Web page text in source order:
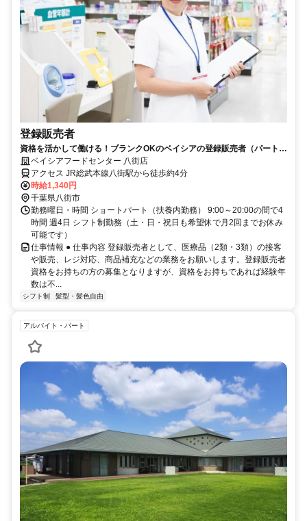
登録販売者
資格を活かして働ける！ブランクOKのベイシアの登録販売者（パート）
求人ベイシアフードセンター 八街店
アクセス JR総武本線八街駅から徒歩約4分
時給1,340円
千葉県八街市
勤務曜日・時間 ショートパート（扶養内勤務） 9:00～20:00の間で4
時間 週4日 シフト制勤務（土・日・祝日も希望休で月2回までお休み
可能です）
仕事情報 ● 仕事内容 登録販売者として、医療品（2類・3類）の接客
や販売、レジ対応、商品補充などの業務をお願いします。登録販売者
資格をお持ちの方の募集となりますが、資格をお持ちであれば経験年
数は不...
シフト制 髪型・髪色自由
アルバイト・パート